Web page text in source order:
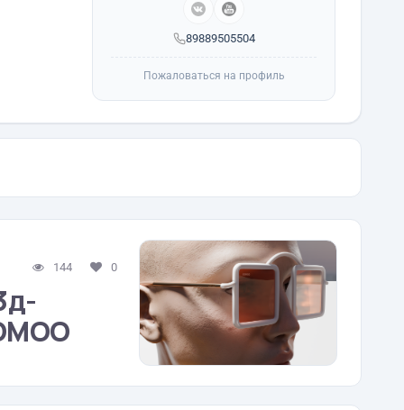
89889505504
Пожаловаться на профиль
144 0